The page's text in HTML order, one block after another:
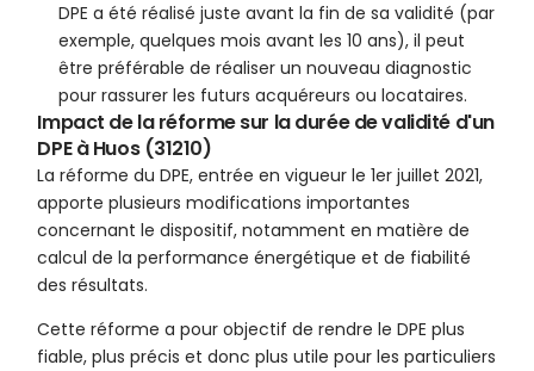
DPE a été réalisé juste avant la fin de sa validité (par
exemple, quelques mois avant les 10 ans), il peut
être préférable de réaliser un nouveau diagnostic
pour rassurer les futurs acquéreurs ou locataires.
Impact de la réforme sur la durée de validité d'un
DPE à Huos (31210)
La réforme du DPE, entrée en vigueur le 1er juillet 2021,
apporte plusieurs modifications importantes
concernant le dispositif, notamment en matière de
calcul de la performance énergétique et de fiabilité
des résultats.
Cette réforme a pour objectif de rendre le DPE plus
fiable, plus précis et donc plus utile pour les particuliers